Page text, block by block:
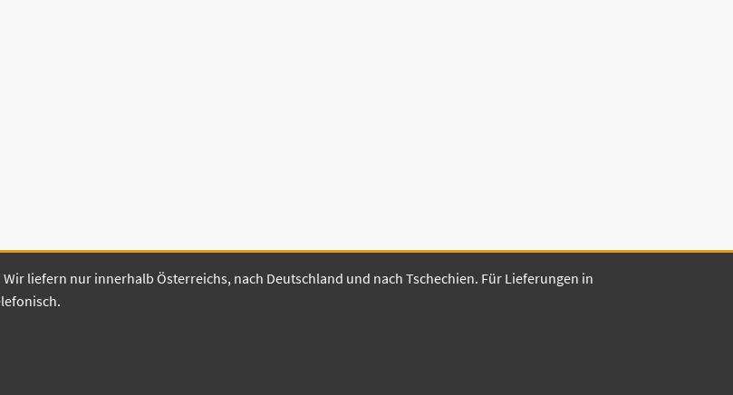
liefern nur innerhalb Österreichs, nach Deutschland und nach Tschechien. Für Lieferungen in